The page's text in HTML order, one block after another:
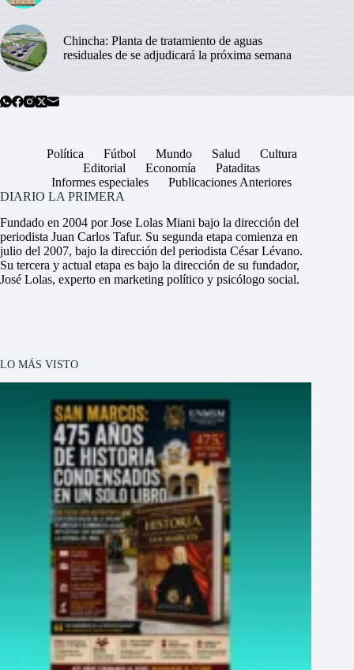
Chincha: Planta de tratamiento de aguas
residuales de se adjudicará la próxima semana
Política Fútbol Mundo Salud
Cultura
Editorial
Economía
Pataditas
Informes especiales
Publicaciones Anteriores
DIARIO LA PRIMERA
Fundado en 2004 por Jose Lolas Miani bajo la dirección del
periodista Juan Carlos Tafur. Su segunda etapa comienza en
julio del 2007, bajo la dirección del periodista César Lévano.
Su tercera y actual etapa es bajo la dirección de su fundador,
José Lolas, experto en marketing político y psicólogo social.
LO MÁS VISTO